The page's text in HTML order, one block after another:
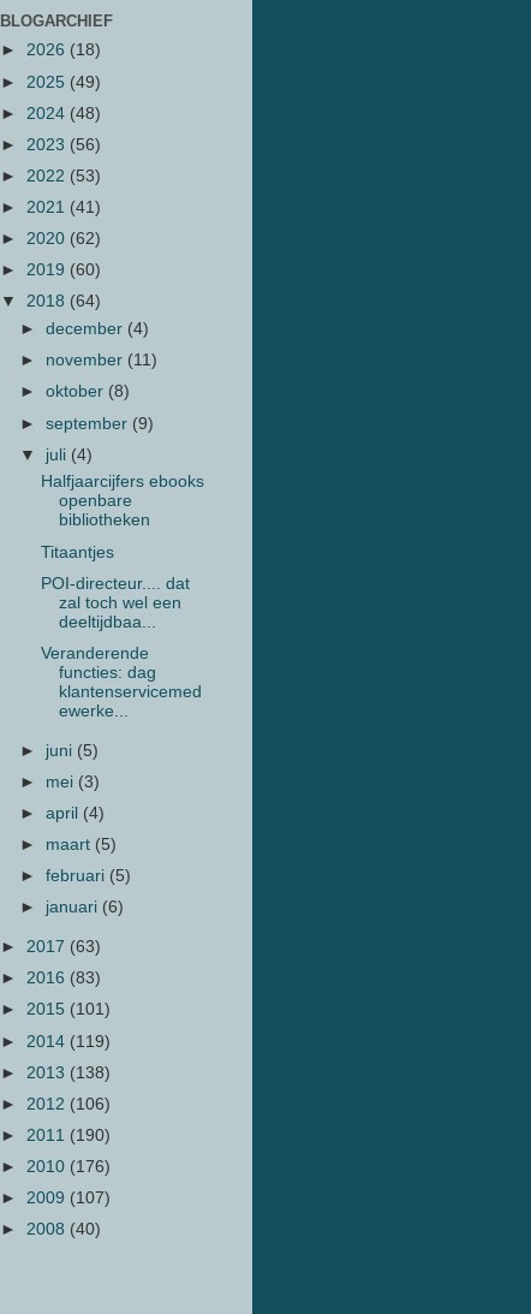
BLOGARCHIEF
► 2026 (18)
► 2025 (49)
► 2024 (48)
► 2023 (56)
► 2022 (53)
► 2021 (41)
► 2020 (62)
► 2019 (60)
▼ 2018 (64)
►december (4)
► november (11)
►oktober (8)
►september (9)
▼ juli (4)
Halfjaarcijfers ebooks
openbare
bibliotheken
Titaantjes
POI-directeur.... dat
zal toch wel een
deeltijdbaa...
Veranderende
functies: dag
klantenservicemed
ewerke...
► juni (5)
► mei (3)
►april (4)
► maart (5)
►februari (5)
► januari (6)
► 2017 (63)
► 2016 (83)
► 2015 (101)
► 2014 (119)
► 2013 (138)
► 2012 (106)
► 2011 (190)
► 2010 (176)
► 2009 (107)
► 2008 (40)